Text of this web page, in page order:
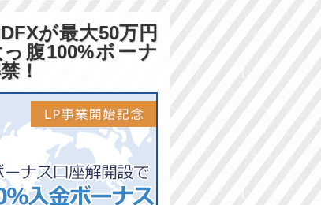
が最大50万円
腹100%ボーナ
！